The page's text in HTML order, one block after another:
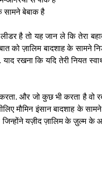
सामने बेबाक है
है तो यह जान ले कि तेरा
को ज़ालिम बादशाह के सामने
रखना कि यदि तेरी नियत
और जो कुछ भी करता है वो
मौमिन इंसान बादशाह के
जिन्होंने यज़ीद ज़ालिम के ज़ुल्म